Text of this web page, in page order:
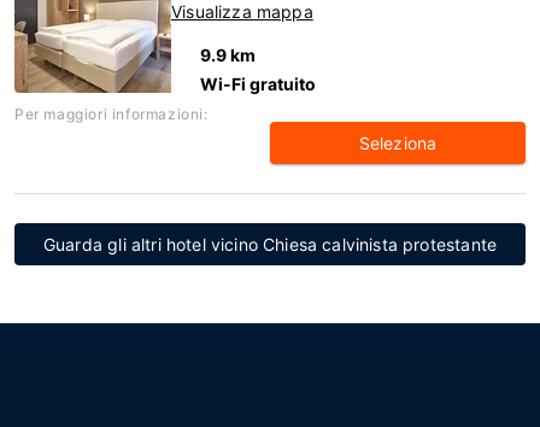
Visualizza mappa
9.9 km
Wi-Fi gratuito
Per maggiori informazioni:
Seleziona
Guarda gli altri hotel vicino Chiesa calvinista protestante